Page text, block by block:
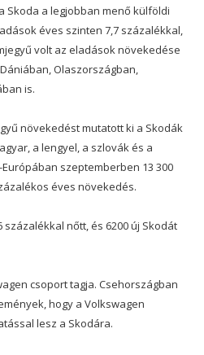
Skoda a legjobban menő külföldi
éves szinten 7,7 százalékkal,
volt az eladások növekedése
Olaszországban,
is.
növekedést mutatott ki a Skodák
a lengyel, a szlovák és a
szeptemberben 13 300
éves növekedés.
nőtt, és 6200 új Skodát
csoport tagja. Csehországban
hogy a Volkswagen
lesz a Skodára.